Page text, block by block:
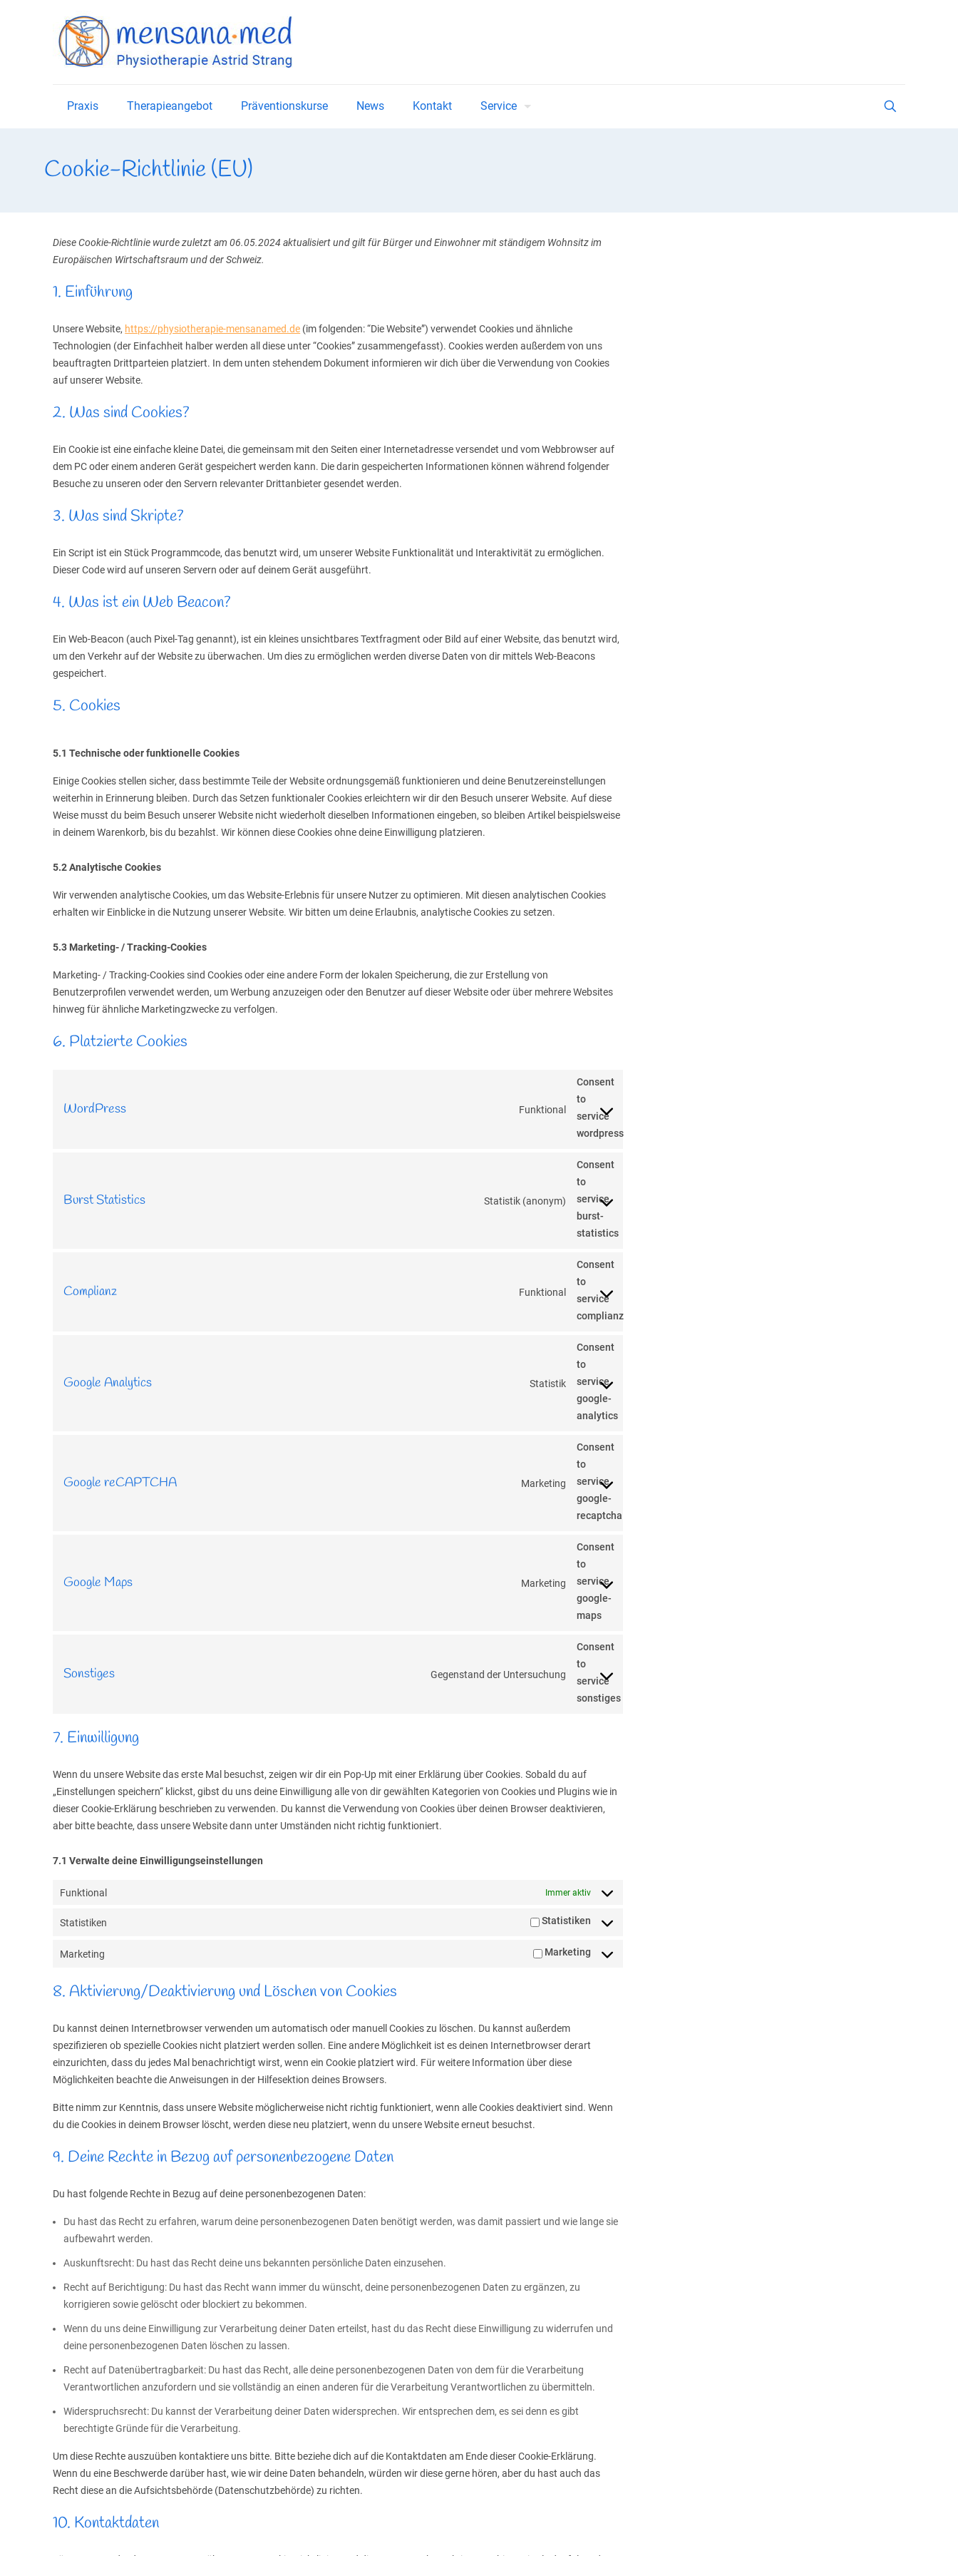
Praxis Therapieangebot Präventionskurse News Kontakt Service
Cookie-Richtlinie (EU)
Diese Cookie-Richtlinie wurde zuletzt am 06.05.2024 aktualisiert und gilt für Bürger und Einwohner mit ständigem Wohnsitz im
Europäischen Wirtschaftsraum und der Schweiz.
1. Einführung
Unsere Website, https://physiotherapie-mensanamed.de (im folgenden: “Die Website”) verwendet Cookies und ähnliche
Technologien (der Einfachheit halber werden all diese unter “Cookies” zusammengefasst). Cookies werden außerdem von uns
beauftragten Drittparteien platziert. In dem unten stehendem Dokument informieren wir dich über die Verwendung von Cookies
auf unserer Website.
2. Was sind Cookies?
Ein Cookie ist eine einfache kleine Datei, die gemeinsam mit den Seiten einer Internetadresse versendet und vom Webbrowser auf
dem PC oder einem anderen Gerät gespeichert werden kann. Die darin gespeicherten Informationen können während folgender
Besuche zu unseren oder den Servern relevanter Drittanbieter gesendet werden.
3. Was sind Skripte?
Ein Script ist ein Stück Programmcode, das benutzt wird, um unserer Website Funktionalität und Interaktivität zu ermöglichen.
Dieser Code wird auf unseren Servern oder auf deinem Gerät ausgeführt.
4. Was ist ein Web Beacon?
Ein Web-Beacon (auch Pixel-Tag genannt), ist ein kleines unsichtbares Textfragment oder Bild auf einer Website, das benutzt wird,
um den Verkehr auf der Website zu überwachen. Um dies zu ermöglichen werden diverse Daten von dir mittels Web-Beacons
gespeichert.
5. Cookies
5.1 Technische oder funktionelle Cookies
Einige Cookies stellen sicher, dass bestimmte Teile der Website ordnungsgemäß funktionieren und deine Benutzereinstellungen
weiterhin in Erinnerung bleiben. Durch das Setzen funktionaler Cookies erleichtern wir dir den Besuch unserer Website. Auf diese
Weise musst du beim Besuch unserer Website nicht wiederholt dieselben Informationen eingeben, so bleiben Artikel beispielsweise
in deinem Warenkorb, bis du bezahlst. Wir können diese Cookies ohne deine Einwilligung platzieren.
5.2 Analytische Cookies
Wir verwenden analytische Cookies, um das Website-Erlebnis für unsere Nutzer zu optimieren. Mit diesen analytischen Cookies
erhalten wir Einblicke in die Nutzung unserer Website. Wir bitten um deine Erlaubnis, analytische Cookies zu setzen.
5.3 Marketing- / Tracking-Cookies
Marketing- / Tracking-Cookies sind Cookies oder eine andere Form der lokalen Speicherung, die zur Erstellung von
Benutzerprofilen verwendet werden, um Werbung anzuzeigen oder den Benutzer auf dieser Website oder über mehrere Websites
hinweg für ähnliche Marketingzwecke zu verfolgen.
6. Platzierte Cookies
WordPress Funktional
Consent
to
service
wordpress
Burst Statistics Statistik (anonym)
Consent
to
service
burst-
statistics
Complianz Funktional
Consent
to
service
complianz
Google Analytics Statistik
Consent
to
service
google-
analytics
Google reCAPTCHA Marketing
Consent
to
service
google-
recaptcha
Google Maps Marketing
Consent
to
service
google-
maps
Sonstiges Gegenstand der Untersuchung
Consent
to
service
sonstiges
7. Einwilligung
Wenn du unsere Website das erste Mal besuchst, zeigen wir dir ein Pop-Up mit einer Erklärung über Cookies. Sobald du auf
„Einstellungen speichern“ klickst, gibst du uns deine Einwilligung alle von dir gewählten Kategorien von Cookies und Plugins wie in
dieser Cookie-Erklärung beschrieben zu verwenden. Du kannst die Verwendung von Cookies über deinen Browser deaktivieren,
aber bitte beachte, dass unsere Website dann unter Umständen nicht richtig funktioniert.
7.1 Verwalte deine Einwilligungseinstellungen
Funktional Immer aktiv
Statistiken Statistiken
Marketing Marketing
8. Aktivierung/Deaktivierung und Löschen von Cookies
Du kannst deinen Internetbrowser verwenden um automatisch oder manuell Cookies zu löschen. Du kannst außerdem
spezifizieren ob spezielle Cookies nicht platziert werden sollen. Eine andere Möglichkeit ist es deinen Internetbrowser derart
einzurichten, dass du jedes Mal benachrichtigt wirst, wenn ein Cookie platziert wird. Für weitere Information über diese
Möglichkeiten beachte die Anweisungen in der Hilfesektion deines Browsers.
Bitte nimm zur Kenntnis, dass unsere Website möglicherweise nicht richtig funktioniert, wenn alle Cookies deaktiviert sind. Wenn
du die Cookies in deinem Browser löscht, werden diese neu platziert, wenn du unsere Website erneut besuchst.
9. Deine Rechte in Bezug auf personenbezogene Daten
Du hast folgende Rechte in Bezug auf deine personenbezogenen Daten:
Du hast das Recht zu erfahren, warum deine personenbezogenen Daten benötigt werden, was damit passiert und wie lange sie
aufbewahrt werden.
Auskunftsrecht: Du hast das Recht deine uns bekannten persönliche Daten einzusehen.
Recht auf Berichtigung: Du hast das Recht wann immer du wünscht, deine personenbezogenen Daten zu ergänzen, zu
korrigieren sowie gelöscht oder blockiert zu bekommen.
Wenn du uns deine Einwilligung zur Verarbeitung deiner Daten erteilst, hast du das Recht diese Einwilligung zu widerrufen und
deine personenbezogenen Daten löschen zu lassen.
Recht auf Datenübertragbarkeit: Du hast das Recht, alle deine personenbezogenen Daten von dem für die Verarbeitung
Verantwortlichen anzufordern und sie vollständig an einen anderen für die Verarbeitung Verantwortlichen zu übermitteln.
Widerspruchsrecht: Du kannst der Verarbeitung deiner Daten widersprechen. Wir entsprechen dem, es sei denn es gibt
berechtigte Gründe für die Verarbeitung.
Um diese Rechte auszuüben kontaktiere uns bitte. Bitte beziehe dich auf die Kontaktdaten am Ende dieser Cookie-Erklärung.
Wenn du eine Beschwerde darüber hast, wie wir deine Daten behandeln, würden wir diese gerne hören, aber du hast auch das
Recht diese an die Aufsichtsbehörde (Datenschutzbehörde) zu richten.
10. Kontaktdaten